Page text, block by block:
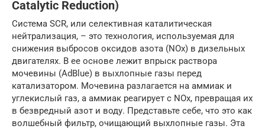
Catalytic Reduction)
Система SCR, или селективная каталитическая
нейтрализация, – это технология, используемая для
снижения выбросов оксидов азота (NOx) в дизельных
двигателях. В ее основе лежит впрыск раствора
мочевины (AdBlue) в выхлопные газы перед
катализатором. Мочевина разлагается на аммиак и
углекислый газ, а аммиак реагирует с NOx, превращая их
в безвредный азот и воду. Представьте себе, что это как
волшебный фильтр, очищающий выхлопные газы. Эта